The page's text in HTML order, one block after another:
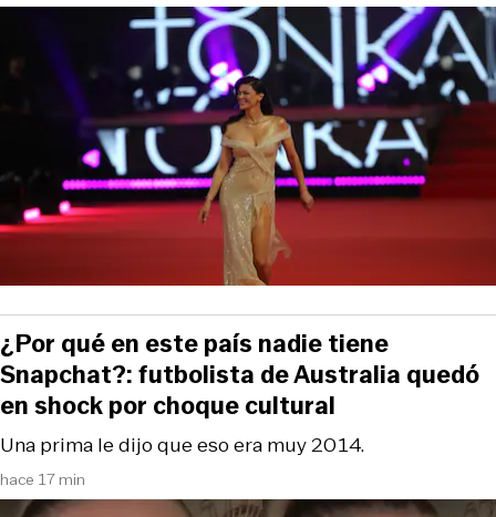
hace 17 min
Una prima le dijo que eso era muy 2014.
¿Por qué en este país nadie tiene
Snapchat?: futbolista de Australia quedó
en shock por choque cultural